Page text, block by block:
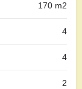
170 m2
4
4
2